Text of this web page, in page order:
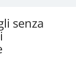
senza